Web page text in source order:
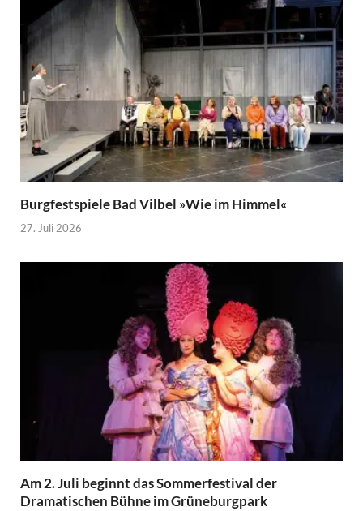
Burgfestspiele Bad Vilbel »Wie im Himmel«
27. Juli 2026
Am 2. Juli beginnt das Sommerfestival der
Dramatischen Bühne im Grüneburgpark